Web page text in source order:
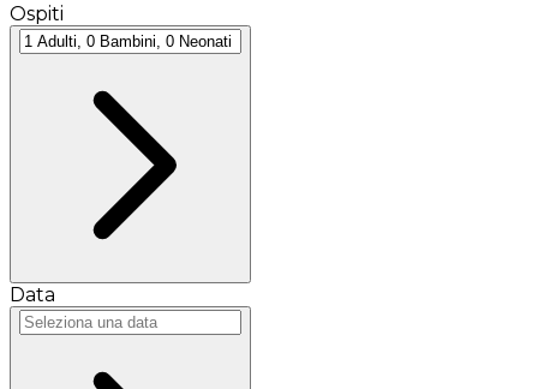
Ospiti
Data